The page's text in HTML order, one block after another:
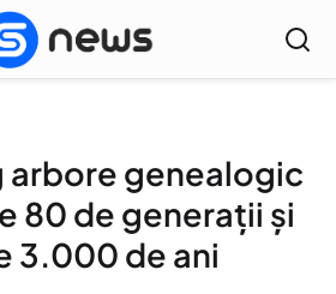
arbore genealogic
80 de generații și
3.000 de ani